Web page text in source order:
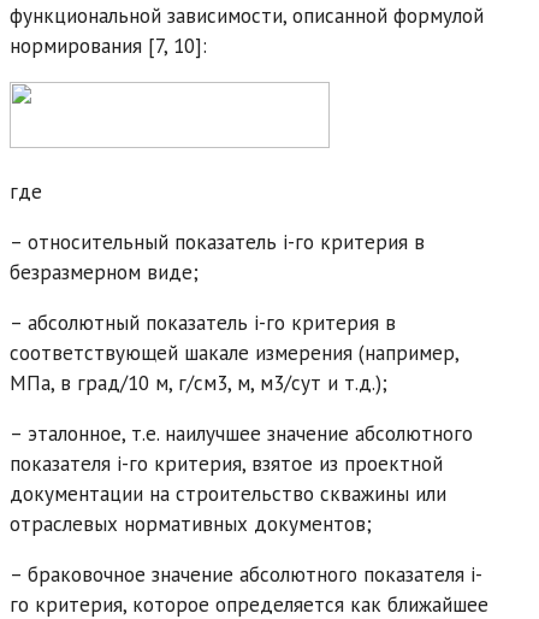
функциональной зависимости, описанной формулой
нормирования [7, 10]:
где
– относительный показатель i-го критерия в
безразмерном виде;
– абсолютный показатель i-го критерия в
соответствующей шакале измерения (например,
МПа, в град/10 м, г/см3, м, м3/сут и т.д.);
– эталонное, т.е. наилучшее значение абсолютного
показателя i-го критерия, взятое из проектной
документации на строительство скважины или
отраслевых нормативных документов;
– браковочное значение абсолютного показателя i-
го критерия, которое определяется как ближайшее